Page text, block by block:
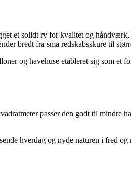
et solidt ry for kvalitet og
bredt fra små redskabsskure til
og havehuse etableret sig som et
passer den godt til mindre
hverdag og nyde naturen i fred